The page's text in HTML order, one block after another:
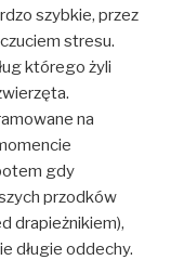
szybkie, przez
stresu.
którego żyli
na
gdy
przodków
drapieżnikiem),
długie oddechy.